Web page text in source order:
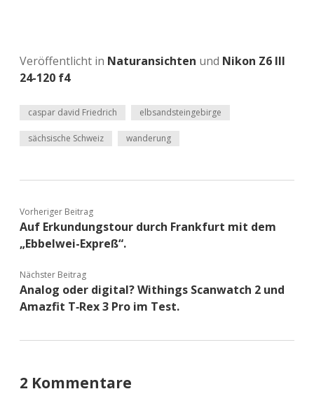
Veröffentlicht in Naturansichten und Nikon Z6 III
24-120 f4
caspar david Friedrich elbsandsteingebirge
sächsische Schweiz wanderung
Vorheriger Beitrag
Auf Erkundungstour durch Frankfurt mit dem
„Ebbelwei-Expreß“.
Nächster Beitrag
Analog oder digital? Withings Scanwatch 2 und
Amazfit T‑Rex 3 Pro im Test.
2 Kommentare